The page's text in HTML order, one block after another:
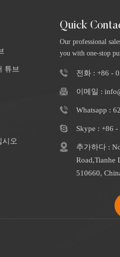
튜브
시오
Quick
Our professional
you with one-stop
전화 : +86 -
이메일 :
Whatsapp :
Skype : +86
추가하다 :
Road,Tianhe
510660,